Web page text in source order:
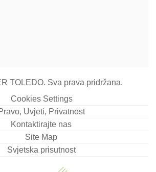
TOLEDO. Sva prava pridržana.
Cookies Settings
Uvjeti, Privatnost
Kontaktirajte nas
Site Map
Svjetska prisutnost